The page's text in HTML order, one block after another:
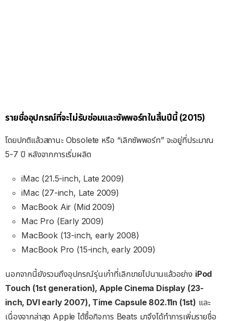
รายชื่ออุปกรณ์ที่จะไม่รับซ่อมและซัพพอร์ทในสิ้นปีนี้ (2015)
โดยปกติแล้วสถานะ Obsolete หรือ “เลิกซัพพอร์ท” จะอยู่ที่ประมาณ
5-7 ปี หลังจากการเริ่มผลิต
iMac (21.5-inch, Late 2009)
iMac (27-inch, Late 2009)
MacBook Air (Mid 2009)
Mac Pro (Early 2009)
MacBook (13-inch, early 2008)
MacBook Pro (15-inch, early 2009)
นอกจากนี้ยังรวมถึงอุปกรณ์รุ่นเก๋าที่เลิกขายไปนานแล้วอย่าง iPod
Touch (1st generation), Apple Cinema Display (23-
inch, DVI early 2007), Time Capsule 802.11n (1st) และ
เนื่องจากล่าสุด Apple ได้ซื้อกิจการ Beats มาจึงได้ทำการเพิ่มรายชื่อ